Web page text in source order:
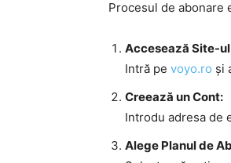
Procesul de abonare
Accesează Site-
Intră pe voyo.ro și
Creează un Cont:
Introdu adresa de
Alege Planul de